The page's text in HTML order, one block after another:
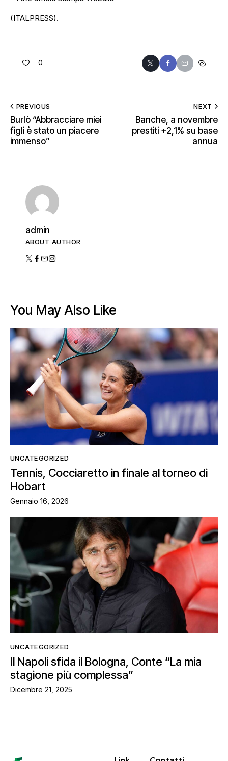
(ITALPRESS).
0
PREVIOUS
Burlò “Abbracciare miei
figli è stato un piacere
immenso”
NEXT
Banche, a novembre
prestiti +2,1% su base
annua
admin
ABOUT AUTHOR
You May Also Like
UNCATEGORIZED
Tennis, Cocciaretto in finale al torneo di
Hobart
Gennaio 16, 2026
UNCATEGORIZED
Il Napoli sfida il Bologna, Conte “La mia
stagione più complessa”
Dicembre 21, 2025